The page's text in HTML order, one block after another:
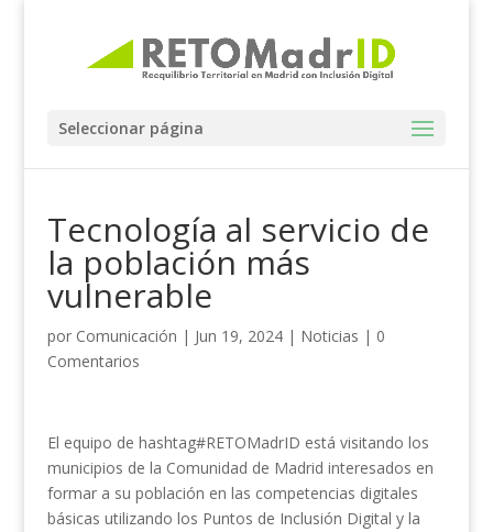
Seleccionar página
Tecnología al servicio de
la población más
vulnerable
por Comunicación | Jun 19, 2024| Noticias | 0
Comentarios
El equipo de hashtag#RETOMadrID está visitando los
municipios de la Comunidad de Madrid interesados en
formar a su población en las competencias digitales
básicas utilizando los Puntos de Inclusión Digital y la